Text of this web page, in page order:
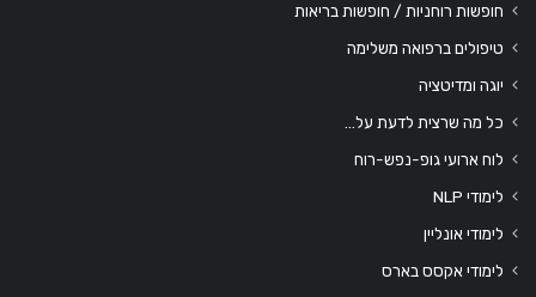
חופשות רוחניות / חופשות בריאות
טיפולים ברפואה משלימה
יוגה ומדיטציה
כל מה שרצית לדעת על…
לוח ארועי גופ-נפש-רוח
לימודי NLP
לימודי אונליין
לימודי אקסס בארס